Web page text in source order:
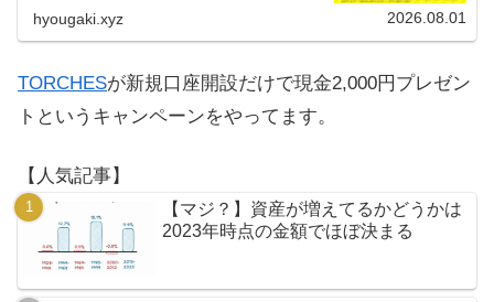
hyougaki.xyz 2026.08.01
TORCHESが新規口座開設だけで現金2,000円プレゼン
トというキャンペーンをやってます。
【人気記事】
【マジ？】資産が増えてるかどうかは
2023年時点の金額でほぼ決まる